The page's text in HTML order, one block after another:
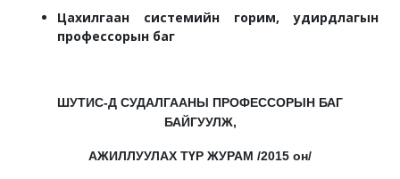
Цахилгаан системийн горим, удирдлагын
профессорын баг
ШУТИС-Д СУДАЛГААНЫ ПРОФЕССОРЫН БАГ
БАЙГУУЛЖ,
АЖИЛЛУУЛАХ ТҮР ЖУРАМ /2015 он/